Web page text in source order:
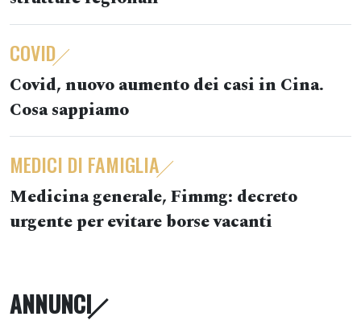
COVID
Covid, nuovo aumento dei casi in Cina.
Cosa sappiamo
MEDICI DI FAMIGLIA
Medicina generale, Fimmg: decreto
urgente per evitare borse vacanti
ANNUNCI